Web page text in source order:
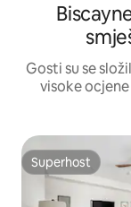
Gosti su se
visoke
Superhost
Superhost